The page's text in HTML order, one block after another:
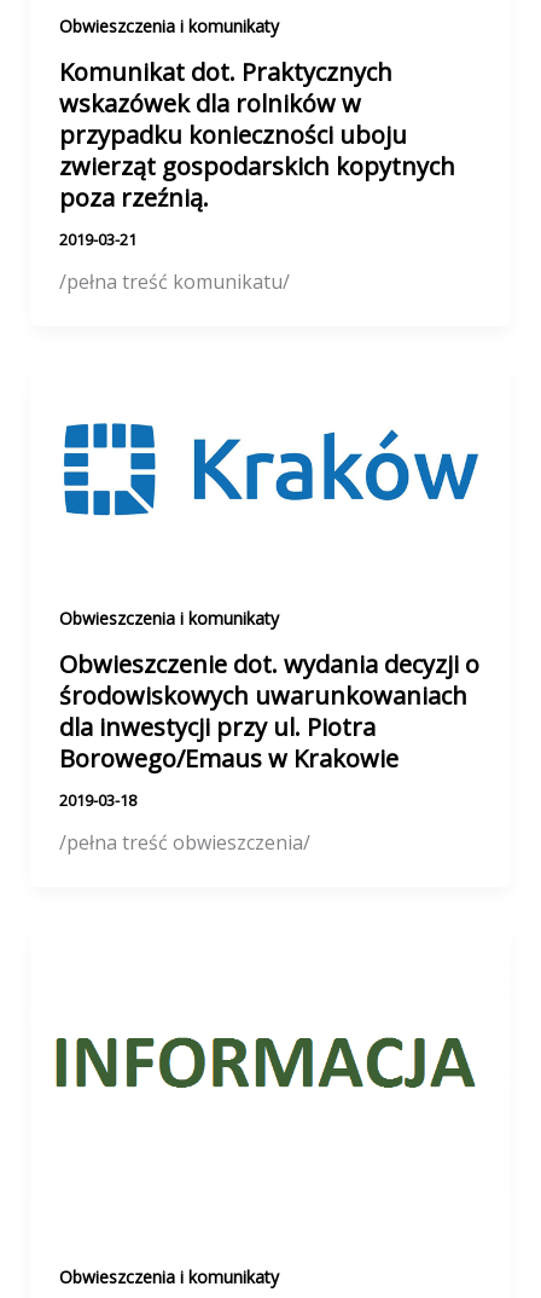
Obwieszczenia i komunikaty
Komunikat dot. Praktycznych
wskazówek dla rolników w
przypadku konieczności uboju
zwierząt gospodarskich kopytnych
poza rzeźnią.
2019-03-21
/pełna treść komunikatu/
Obwieszczenia i komunikaty
Obwieszczenie dot. wydania decyzji o
środowiskowych uwarunkowaniach
dla inwestycji przy ul. Piotra
Borowego/Emaus w Krakowie
2019-03-18
/pełna treść obwieszczenia/
Obwieszczenia i komunikaty